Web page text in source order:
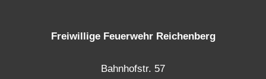
Freiwillige Feuerwehr Reichenberg
Bahnhofstr. 57